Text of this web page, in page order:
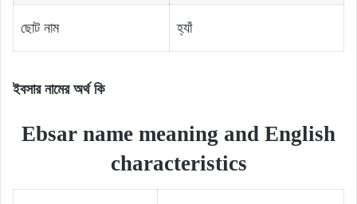
ছোট নাম হ্যাঁ
ইবসার নামের অর্থ কি
Ebsar name meaning and English
characteristics